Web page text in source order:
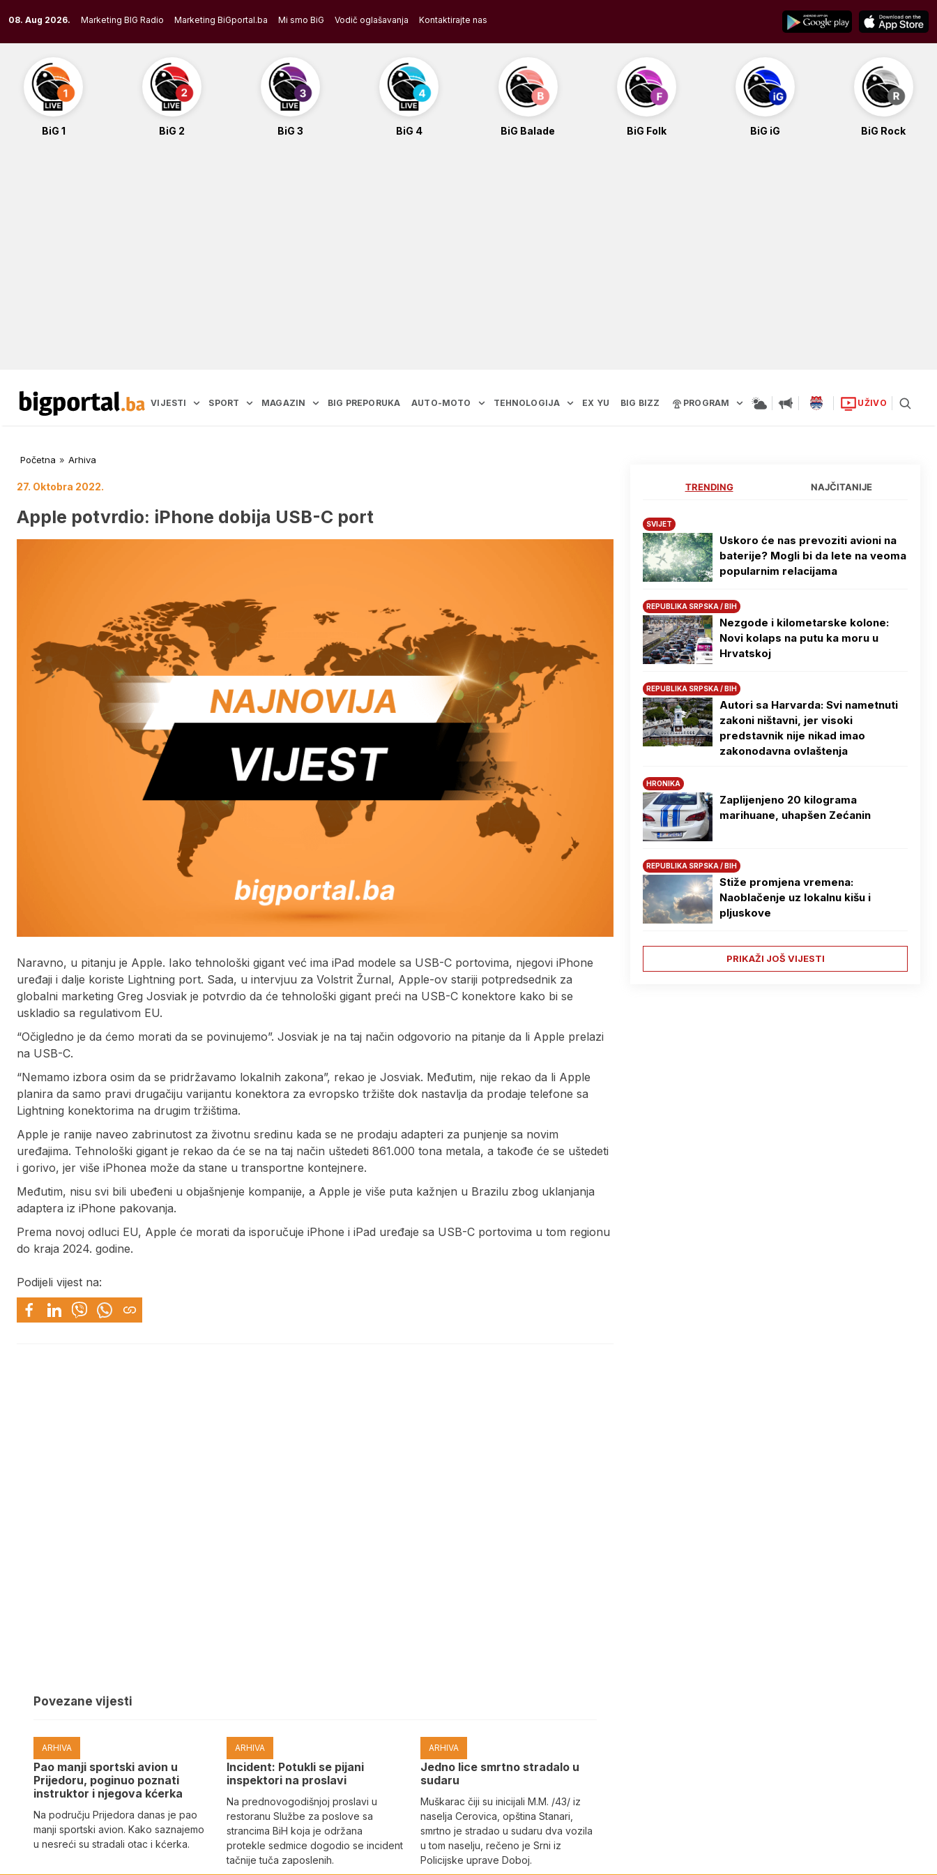
to
content
08. Aug 2026. Marketing BIG Radio Marketing BiGportal.ba Mi smo BiG Vodič oglašavanja Kontaktirajte nas
BiG 1 BiG 2 BiG 3 BiG 4 BiG Balade BiG Folk BiG iG BiG Rock
VIJESTI SPORT MAGAZIN BIG PREPORUKA AUTO-MOTO TEHNOLOGIJA EX YU BIG BIZZ PROGRAM UŽIVO
Početna » Arhiva
27. Oktobra 2022.
Apple potvrdio: iPhone dobija USB-C port
Naravno, u pitanju je Apple. Iako tehnološki gigant već ima iPad modele sa USB-C portovima, njegovi iPhone
uređaji i dalje koriste Lightning port. Sada, u intervjuu za Volstrit Žurnal, Apple-ov stariji potpredsednik za
globalni marketing Greg Josviak je potvrdio da će tehnološki gigant preći na USB-C konektore kako bi se
uskladio sa regulativom EU.
“Očigledno je da ćemo morati da se povinujemo”. Josviak je na taj način odgovorio na pitanje da li Apple prelazi
na USB-C.
“Nemamo izbora osim da se pridržavamo lokalnih zakona”, rekao je Josviak. Međutim, nije rekao da li Apple
planira da samo pravi drugačiju varijantu konektora za evropsko tržište dok nastavlja da prodaje telefone sa
Lightning konektorima na drugim tržištima.
Apple je ranije naveo zabrinutost za životnu sredinu kada se ne prodaju adapteri za punjenje sa novim
uređajima. Tehnološki gigant je rekao da će se na taj način uštedeti 861.000 tona metala, a takođe će se uštedeti
i gorivo, jer više iPhonea može da stane u transportne kontejnere.
Međutim, nisu svi bili ubeđeni u objašnjenje kompanije, a Apple je više puta kažnjen u Brazilu zbog uklanjanja
adaptera iz iPhone pakovanja.
Prema novoj odluci EU, Apple će morati da isporučuje iPhone i iPad uređaje sa USB-C portovima u tom regionu
do kraja 2024. godine.
Podijeli vijest na:
Povezane vijesti
ARHIVA
Pao manji sportski avion u
Prijedoru, poginuo poznati
instruktor i njegova kćerka
Na području Prijedora danas je pao
manji sportski avion. Kako saznajemo
u nesreći su stradali otac i kćerka.
ARHIVA
Incident: Potukli se pijani
inspektori na proslavi
Na prednovogodišnjoj proslavi u
restoranu Službe za poslove sa
strancima BiH koja je održana
protekle sedmice dogodio se incident
tačnije tuča zaposlenih.
ARHIVA
Јedno lice smrtno stradalo u
sudaru
Muškarac čiji su inicijali M.M. /43/ iz
naselja Cerovica, opština Stanari,
smrtno je stradao u sudaru dva vozila
u tom naselju, rečeno je Srni iz
Policijske uprave Doboj.
TRENDING NAJČITANIJE
SVIJET
Uskoro će nas prevoziti avioni na
baterije? Mogli bi da lete na veoma
popularnim relacijama
REPUBLIKA SRPSKA / BIH
Nezgode i kilometarske kolone:
Novi kolaps na putu ka moru u
Hrvatskoj
REPUBLIKA SRPSKA / BIH
Autori sa Harvarda: Svi nametnuti
zakoni ništavni, jer visoki
predstavnik nije nikad imao
zakonodavna ovlaštenja
HRONIKA
Zaplijenjeno 20 kilograma
marihuane, uhapšen Zećanin
REPUBLIKA SRPSKA / BIH
Stiže promjena vremena:
Naoblačenje uz lokalnu kišu i
pljuskove
PRIKAŽI JOŠ VIJESTI